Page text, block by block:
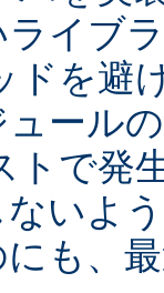
イブ
ドを避
ュール
トで発
いよ
も、